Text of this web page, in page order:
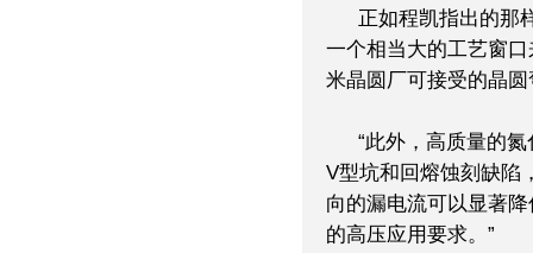
正如程凯指出的那
一个相当大的工艺窗
米晶圆厂可接受的晶圆
“此外，高质量的
V型坑和回熔蚀刻缺陷
向的漏电流可以显著
的高压应用要求。”